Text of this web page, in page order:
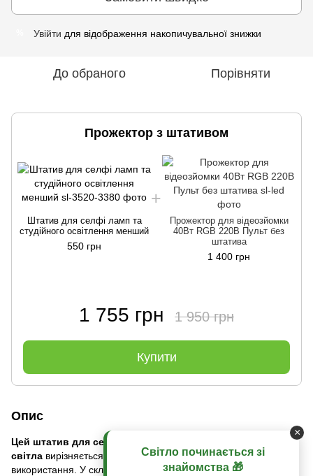
Увійти для відображення накопичувальної знижки
До обраного Порівняти
Прожектор з штативом
Штатив для селфі ламп та
студійного освітлення менший
550 грн
Прожектор для відеозйомки
40Вт RGB 220В Пульт без
штатива
1 400 грн
1 755 грн 1 950 грн
Купити
Опис
Цей штатив для селфі-лампи
світла вирізняється своєю функціональністю та легкістю
використання. У складеному вигляді його довжина становить
×
Світло починається зі
знайомства 🎁